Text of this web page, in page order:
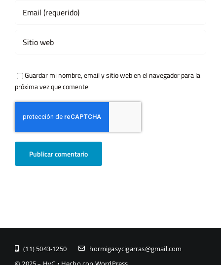
Guardar mi nombre, email y sitio web en el navegador para la
próxima vez que comente
(11) ­5043-1250
hormigasycigarras@gmail.com